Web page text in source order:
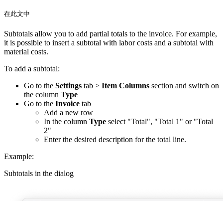
在此文中
Subtotals allow you to add partial totals to the invoice. For example,
it is possible to insert a subtotal with labor costs and a subtotal with
material costs.
To add a subtotal:
Go to the Settings tab > Item Columns section and switch on
the column Type
Go to the Invoice tab
Add a new row
In the column Type select "Total", "Total 1" or "Total
2"
Enter the desired description for the total line.
Example:
Subtotals in the dialog